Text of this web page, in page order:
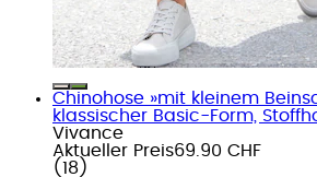
Chinohose »mit kleinem
klassischer Basic-Form,
Vivance
Aktueller Preis69.90 CHF
( 18 )